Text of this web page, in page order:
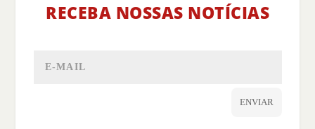
RECEBA NOSSAS NOTÍCIAS
ENVIAR